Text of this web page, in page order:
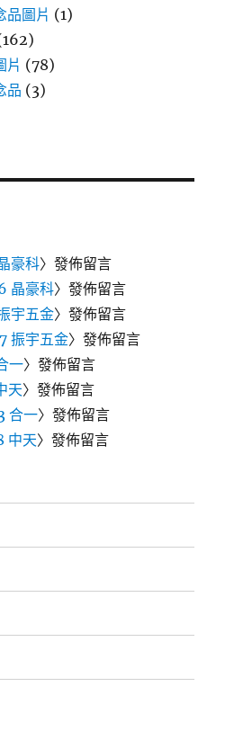
品圖片 (1)
片 (78)
品 (3)
豪科〉發佈留言
晶豪科〉發佈留言
宇五金〉發佈留言
振宇五金〉發佈留言
一〉發佈留言
天〉發佈留言
合一〉發佈留言
中天〉發佈留言